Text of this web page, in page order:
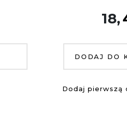
18,
DODAJ DO
Dodaj pierwszą